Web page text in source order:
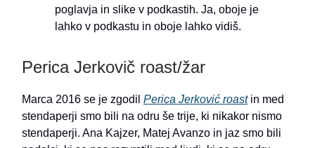
poglavja in slike v podkastih. Ja, oboje je
lahko v podkastu in oboje lahko vidiš.
Perica Jerkovič roast/žar
Marca 2016 se je zgodil Perica Jerković roastin med
stendaperji smo bili na odru še trije, ki nikakor nismo
stendaperji. Ana Kajzer, Matej Avanzo in jaz smo bili